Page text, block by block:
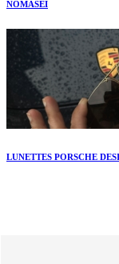
NOMASEI
LUNETTES PORSCHE